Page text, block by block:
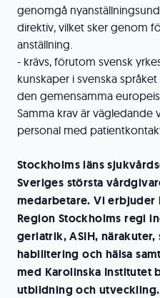
genomgå
direktiv, vilket sker genom
anställning.
- krävs, förutom svensk
kunskaper i svenska
den gemensamma
Samma krav är vägledande
personal med
Stockholms läns
Sveriges största
medarbetare. Vi erbjuder
Region Stockholms regi
geriatrik, ASIH,
habilitering och hälsa
med Karolinska Institutet
utbildning och